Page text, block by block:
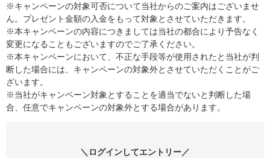
※キャンペーンの対象可否について当社からのご案内はございませ
ん。プレゼント金額の入金をもって対象とさせていただきます。
※本キャンペーンの内容につきましては当社の都合により予告なく
変更になることもございますのでご了承ください。
※本キャンペーンにおいて、不正な手段等が使用されたと当社が判
断した場合には、キャンペーンの対象外とさせていただくことがご
ざいます。
※当社がキャンペーン対象とすることを適当でないと判断した場
合、任意でキャンペーンの対象外とする場合があります。
＼ログインしてエントリー／